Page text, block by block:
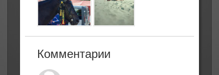
Комментарии